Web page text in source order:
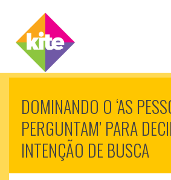
DOMINANDO O ‘AS
PERGUNTAM’ PARA
INTENÇÃO DE BUSCA